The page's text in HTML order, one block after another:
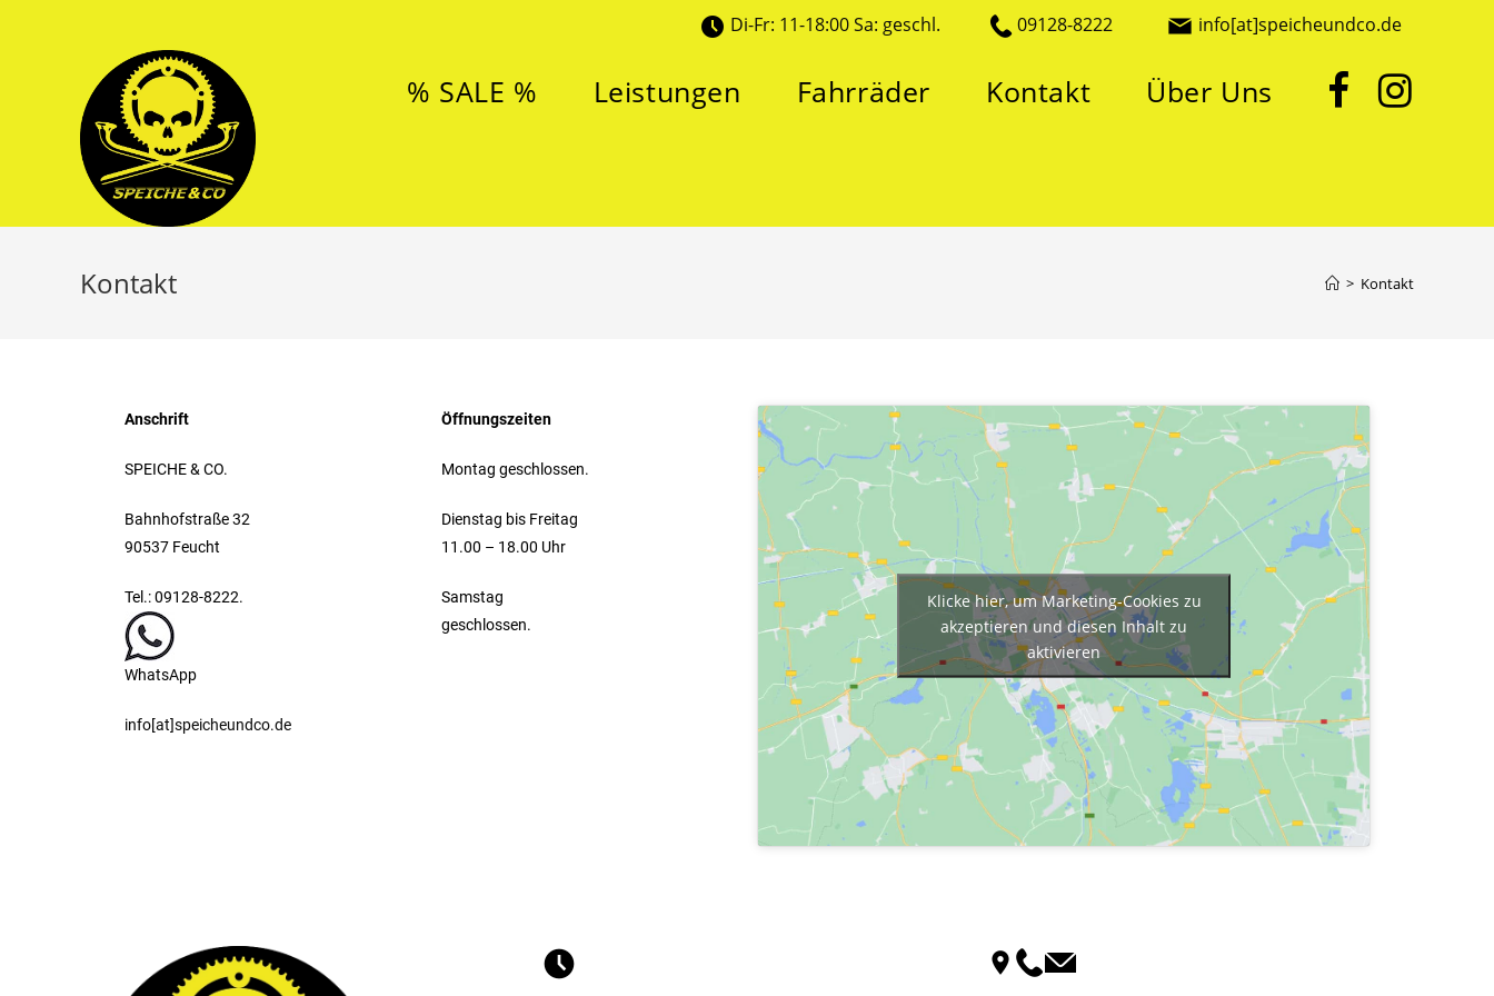
Di-Fr: 11-18:00 Sa: geschl. 09128-8222 info[at]speicheundco.de
% SALE % Leistungen Fahrräder Kontakt Über Uns
Kontakt > Kontakt
Anschrift
SPEICHE & CO.
Bahnhofstraße 32
90537 Feucht
Tel.: 09128-8222.
WhatsApp
info[at]speicheundco.de
Öffnungszeiten
Montag geschlossen.
Dienstag bis Freitag
11.00 – 18.00 Uhr
Samstag
geschlossen.
Klicke hier, um Marketing-Cookies zu
akzeptieren und diesen Inhalt zu
aktivieren